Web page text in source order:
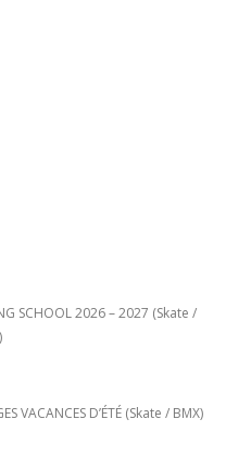
SCHOOL 2026 – 2027 (Skate /
VACANCES D’ÉTÉ (Skate / BMX)